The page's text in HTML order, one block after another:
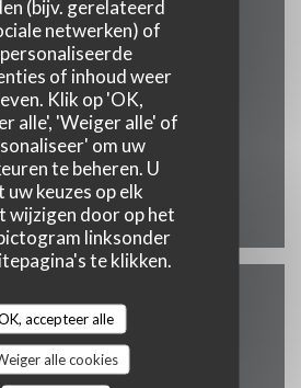
(bijv. gerelateerd
netwerken) of
of inhoud weer
Klik op 'OK,
alle', 'Weiger alle' of
om uw
te beheren. U
uw keuzes op elk
wijzigen door op het
linksonder
te klikken.
accepteer alle
alle cookies
Aix 18510 Menetou-Salon
02 48 64 81 20
Facebook ((opent in een nieuw
Twitter ((opent in een
Instagram ((opent in
met ons op